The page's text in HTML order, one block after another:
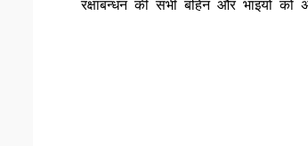
रक्षाबन्धन की सभी बहिन और भाइयों को